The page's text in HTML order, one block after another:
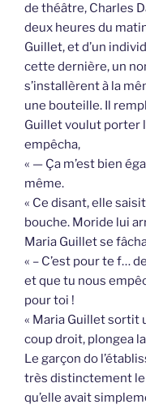
de théâtre, Charles
deux heures du
Guillet, et d’un
cette dernière, un
s’installèrent à la
une bouteille. Il
Guillet voulut porter
empêcha,
« — Ça m’est bien
même.
« Ce disant, elle
bouche. Moride lui
Maria Guillet se
« – C’est pour te f…
et que tu nous
pour toi !
« Maria Guillet sortit
coup droit, plongea
Le garçon do
très distinctement le
qu’elle avait